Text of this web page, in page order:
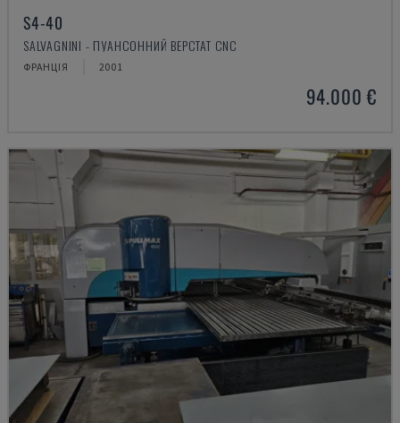
S4-40
SALVAGNINI - ПУАНСОННИЙ ВЕРСТАТ CNC
ФРАНЦІЯ 2001
94.000 €